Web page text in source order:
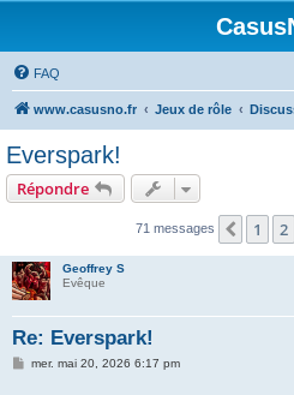
FAQ
www.casusno.fr Jeux de rôle
Everspark!
Répondre
71 messages 1 2
Geoffrey S
Evêque
Re: Everspark!
Mmer. mai 20, 2026 6:17 pm